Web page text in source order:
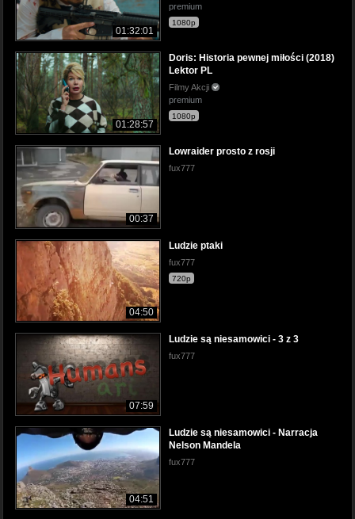
01:32:01
premium
1080p
01:28:57
Doris: Historia pewnej miłości (2018)
Lektor PL
Filmy Akcji
premium
1080p
00:37
Lowraider prosto z rosji
fux777
04:50
Ludzie ptaki
fux777
720p
07:59
Ludzie są niesamowici - 3 z 3
fux777
04:51
Ludzie są niesamowici - Narracja
Nelson Mandela
fux777